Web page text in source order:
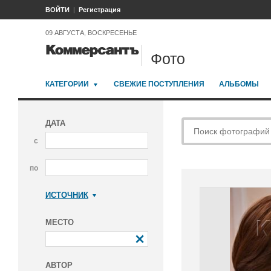
ВОЙТИ Регистрация
09 АВГУСТА, ВОСКРЕСЕНЬЕ
Фото
КАТЕГОРИИ СВЕЖИЕ ПОСТУПЛЕНИЯ АЛЬБОМЫ
ДАТА
с
по
ИСТОЧНИК
МЕСТО
АВТОР